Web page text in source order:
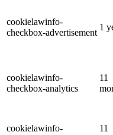
cookielawinfo-
checkbox-advertisement
1
cookielawinfo-
checkbox-analytics
11
cookielawinfo-
11